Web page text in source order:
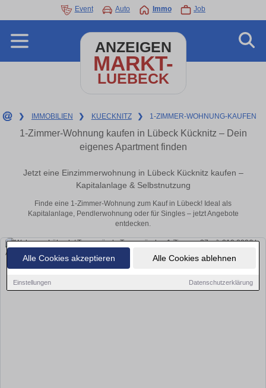
Alle Cookies akzeptieren Alle Cookies ablehnen
Einstellungen Datenschutzerklärung
Event Auto Immo Job
ANZEIGEN
MARKT-
LUEBECK
❯ IMMOBILIEN ❯ KUECKNITZ ❯ 1-ZIMMER-WOHNUNG-KAUFEN
1-Zimmer-Wohnung kaufen in Lübeck Kücknitz – Dein
eigenes Apartment finden
Jetzt eine Einzimmerwohnung in Lübeck Kücknitz kaufen –
Kapitalanlage & Selbstnutzung
Finde eine 1-Zimmer-Wohnung zum Kauf in Lübeck! Ideal als
Kapitalanlage, Pendlerwohnung oder für Singles – jetzt Angebote
entdecken.